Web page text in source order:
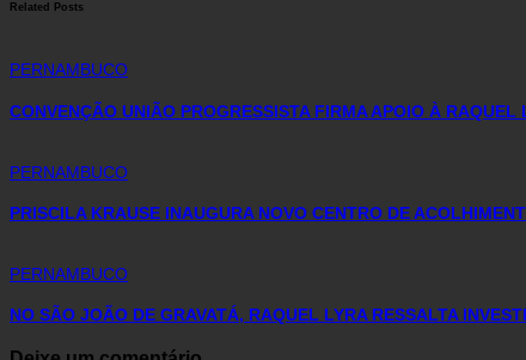
Related Posts
PERNAMBUCO
CONVENÇÃO UNIÃO PROGRESSISTA FIRMA APOIO À
PERNAMBUCO
PRISCILA KRAUSE INAUGURA NOVO CENTRO DE
PERNAMBUCO
NO SÃO JOÃO DE GRAVATÁ, RAQUEL LYRA RESSALTA